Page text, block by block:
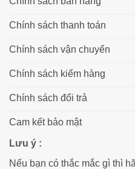
Chính sách thanh toán
Chính sách vận chuyển
Chính sách kiểm hàng
Chính sách đổi trả
Cam kết bảo mật
Lưu ý :
Nếu bạn có thắc mắc gì thì